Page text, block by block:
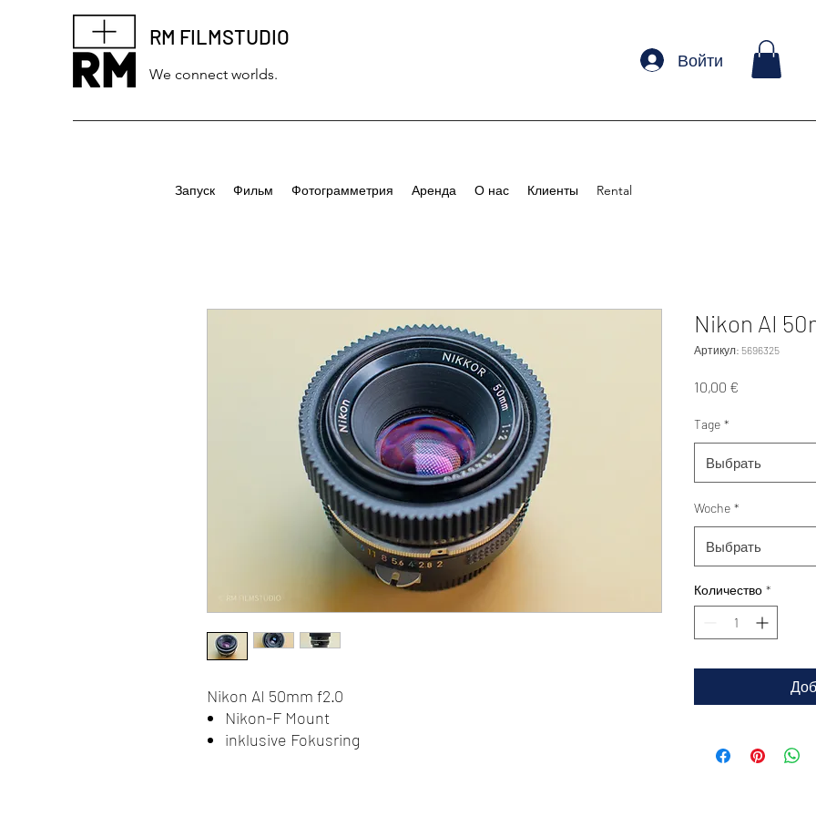
RM FILMSTUDIO
We connect worlds.
Войти
Nikon AI 50mm f2.0
Nikon-F Mount
inklusive Fokusring
Nikon AI
Артикул: 5696325
10,00 €
Tage *
Выбрать
Woche *
Выбрать
Количество *
Запуск Фильм Фотограмметрия Аренда О нас Клиенты Rental